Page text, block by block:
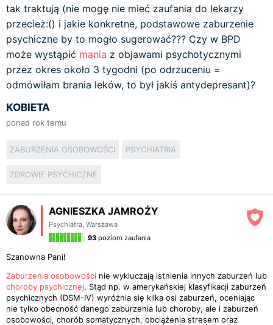
tak traktują (nie mogę nie mieć zaufania do lekarzy
przecież:() i jakie konkretne, podstawowe zaburzenie
psychiczne by to mogło sugerować??? Czy w BPD
może wystąpić mania z objawami psychotycznymi
przez okres około 3 tygodni (po odrzuceniu =
odmówiłam brania leków, to był jakiś antydepresant)?
KOBIETA
ponad rok temu
ZABURZENIA OSOBOWOŚCI PSYCHIATRIA
ZDROWIE PSYCHICZNE
AGNIESZKA JAMROŻY
Psychiatra, Warszawa
93 poziom zaufania
Szanowna Pani!
Zaburzenia osobowości nie wykluczają istnienia innych zaburzeń lub
choroby psychicznej. Stąd np. w amerykańskiej klasyfikacji zaburzeń
psychicznych (DSM-IV) wyróżnia się kilka osi zaburzeń, oceniając
nie tylko obecność danego zaburzenia lub choroby, ale i zaburzeń
osobowości, chorób somatycznych, obciążenia stresem oraz